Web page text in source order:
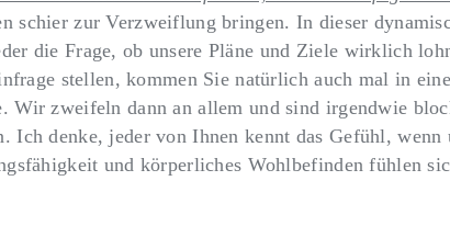
schier zur Verzweiflung bringen. In dieser
die Frage, ob unsere Pläne und Ziele wirklich
stellen, kommen Sie natürlich auch mal in
Wir zweifeln dann an allem und sind irgendwie
Ich denke, jeder von Ihnen kennt das Gefühl, wenn
und körperliches Wohlbefinden fühlen